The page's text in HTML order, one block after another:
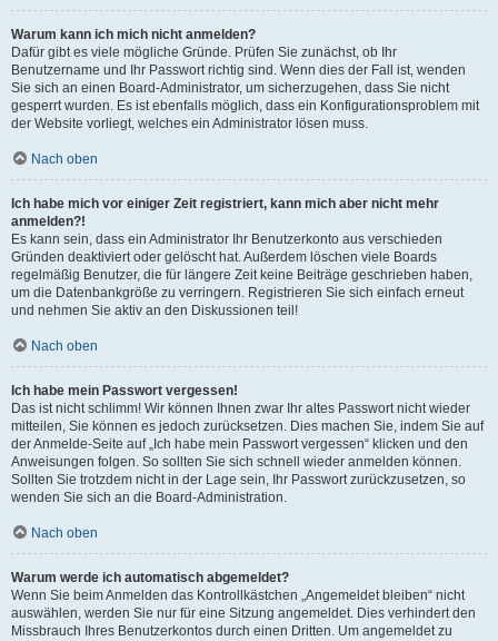
Warum kann ich mich nicht anmelden?
Dafür gibt es viele mögliche Gründe. Prüfen Sie zunächst, ob Ihr
Benutzername und Ihr Passwort richtig sind. Wenn dies der Fall ist, wenden
Sie sich an einen Board-Administrator, um sicherzugehen, dass Sie nicht
gesperrt wurden. Es ist ebenfalls möglich, dass ein Konfigurationsproblem mit
der Website vorliegt, welches ein Administrator lösen muss.
Nach oben
Ich habe mich vor einiger Zeit registriert, kann mich aber nicht mehr
anmelden?!
Es kann sein, dass ein Administrator Ihr Benutzerkonto aus verschieden
Gründen deaktiviert oder gelöscht hat. Außerdem löschen viele Boards
regelmäßig Benutzer, die für längere Zeit keine Beiträge geschrieben haben,
um die Datenbankgröße zu verringern. Registrieren Sie sich einfach erneut
und nehmen Sie aktiv an den Diskussionen teil!
Nach oben
Ich habe mein Passwort vergessen!
Das ist nicht schlimm! Wir können Ihnen zwar Ihr altes Passwort nicht wieder
mitteilen, Sie können es jedoch zurücksetzen. Dies machen Sie, indem Sie auf
der Anmelde-Seite auf „Ich habe mein Passwort vergessen“ klicken und den
Anweisungen folgen. So sollten Sie sich schnell wieder anmelden können.
Sollten Sie trotzdem nicht in der Lage sein, Ihr Passwort zurückzusetzen, so
wenden Sie sich an die Board-Administration.
Nach oben
Warum werde ich automatisch abgemeldet?
Wenn Sie beim Anmelden das Kontrollkästchen „Angemeldet bleiben“ nicht
auswählen, werden Sie nur für eine Sitzung angemeldet. Dies verhindert den
Missbrauch Ihres Benutzerkontos durch einen Dritten. Um angemeldet zu